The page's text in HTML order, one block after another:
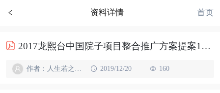
资料详情 首页
2017龙熙台中国院子项目整合推广方案提案103p
作者：人生若之如初见 2019/12/20 160